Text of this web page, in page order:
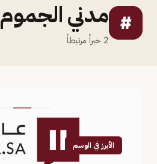
# مدني الجموم
2 خبراً مرتبطاً
الأبرز في الوسم